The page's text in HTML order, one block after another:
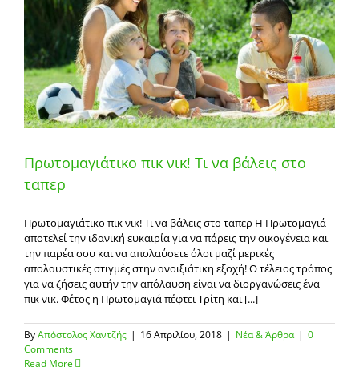
Πρωτομαγιάτικο πικ νικ! Τι να βάλεις στο
ταπερ
Πρωτομαγιάτικο πικ νικ! Τι να βάλεις στο ταπερ Η Πρωτομαγιά
αποτελεί την ιδανική ευκαιρία για να πάρεις την οικογένεια και
την παρέα σου και να απολαύσετε όλοι μαζί μερικές
απολαυστικές στιγμές στην ανοιξιάτικη εξοχή! Ο τέλειος τρόπος
για να ζήσεις αυτήν την απόλαυση είναι να διοργανώσεις ένα
πικ νικ. Φέτος η Πρωτομαγιά πέφτει Τρίτη και [...]
ByΑπόστολος Χαντζής | 16 Απριλίου, 2018 | Νέα & Άρθρα | 0
Comments
Read More